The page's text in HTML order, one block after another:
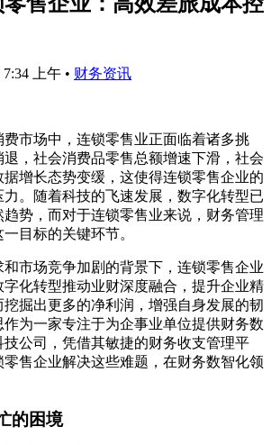
7:34 上午 • 财务资讯
市场中，连锁零售业正面临着诸多挑
，社会消费品零售总额增速下滑，社会
增长态势变缓，这使得连锁零售企业的
。随着科技的飞速发展，数字化转型已
趋势，而对于连锁零售业来说，财务管理
目标的关键环节。
市场竞争加剧的背景下，连锁零售企业
化转型推动业财深度融合，提升企业精
掘出更多的净利润，增强自身发展的韧
为一家专注于为企事业单位提供财务数
公司，凭借其敏捷的财务收支管理平
售企业解决这些难题，在财务数智化领
的困境